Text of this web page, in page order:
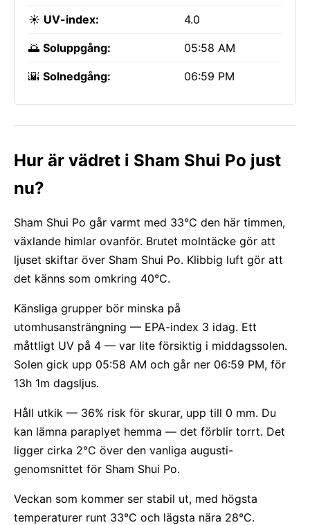
☀️ UV-index: 4.0
🌅 Soluppgång: 05:58 AM
🌇 Solnedgång: 06:59 PM
Hur är vädret i Sham Shui Po just
nu?
Sham Shui Po går varmt med 33°C den här timmen,
växlande himlar ovanför. Brutet molntäcke gör att
ljuset skiftar över Sham Shui Po. Klibbig luft gör att
det känns som omkring 40°C.
Känsliga grupper bör minska på
utomhusansträngning — EPA-index 3 idag. Ett
måttligt UV på 4 — var lite försiktig i middagssolen.
Solen gick upp 05:58 AM och går ner 06:59 PM, för
13h 1m dagsljus.
Håll utkik — 36% risk för skurar, upp till 0 mm. Du
kan lämna paraplyet hemma — det förblir torrt. Det
ligger cirka 2°C över den vanliga augusti-
genomsnittet för Sham Shui Po.
Veckan som kommer ser stabil ut, med högsta
temperaturer runt 33°C och lägsta nära 28°C.